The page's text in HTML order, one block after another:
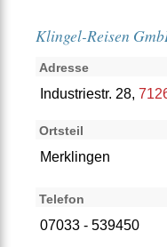
Klingel-Reisen
Adresse
Industriestr. 28,
Ortsteil
Merklingen
Telefon
07033 - 539450